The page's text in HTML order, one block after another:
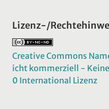
Lizenz-/
Creative Commons
icht kommerziell -
0 International Lizenz